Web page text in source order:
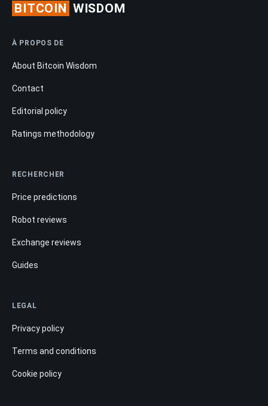
BITCOIN WISDOM
À PROPOS DE
About Bitcoin Wisdom
Contact
Editorial policy
Ratings methodology
RECHERCHER
Price predictions
Robot reviews
Exchange reviews
Guides
LEGAL
Privacy policy
Terms and conditions
Cookie policy